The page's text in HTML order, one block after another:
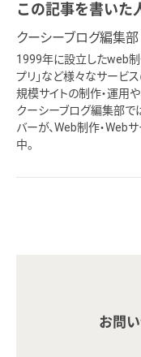
この記事を書いた
クーシーブログ編集部
1999年に設立したweb制作
プリ」など様々なサービ
規模サイトの制作・運用
クーシーブログ編集部で
バーが、Web制作・Web
中。
お問